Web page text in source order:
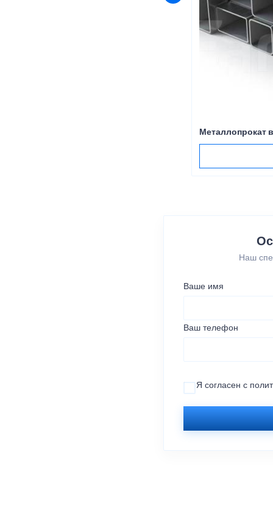
Металлопрокат
Наш
Ваше имя
Ваш телефон
Я согласен с